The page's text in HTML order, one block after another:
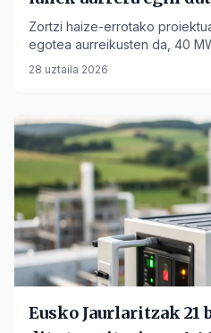
garraioarekin
Zortzi haize-errotako
egotea aurreikusten da, 40
28 uztaila 2026
Eusko Jaurlaritzak